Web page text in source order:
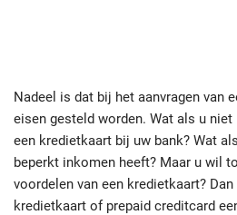
Nadeel is dat bij het aanvragen van
eisen gesteld worden. Wat als u
een kredietkaart bij uw bank? Wat
beperkt inkomen heeft? Maar u wil
voordelen van een kredietkaart?
kredietkaart of prepaid creditcard